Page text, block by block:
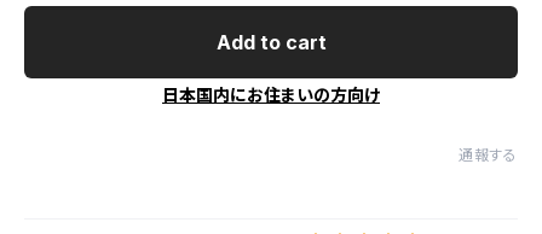
Add to cart
日本国内にお住まいの方向け
通報する